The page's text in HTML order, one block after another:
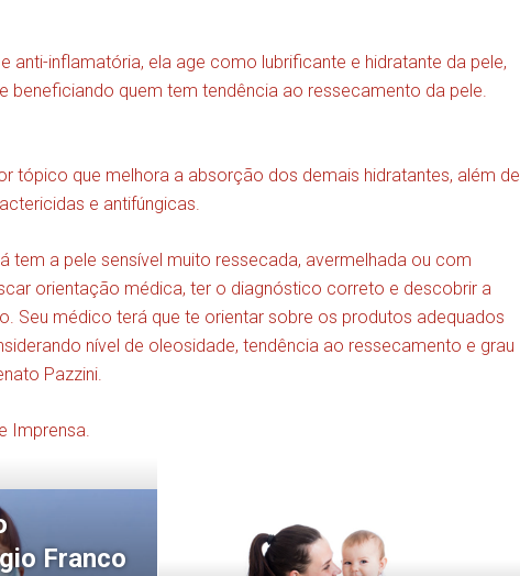
anti-inflamatória, ela age como lubrificante e hidratante da pele,
beneficiando quem tem tendência ao ressecamento da pele.
tópico que melhora a absorção dos demais hidratantes, além de
e antifúngicas.
tem a pele sensível muito ressecada, avermelhada ou com
orientação médica, ter o diagnóstico correto e descobrir a
Seu médico terá que te orientar sobre os produtos adequados
nível de oleosidade, tendência ao ressecamento e grau
Pazzini.
Imprensa.
Franco